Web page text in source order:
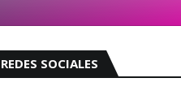
REDES SOCIALES